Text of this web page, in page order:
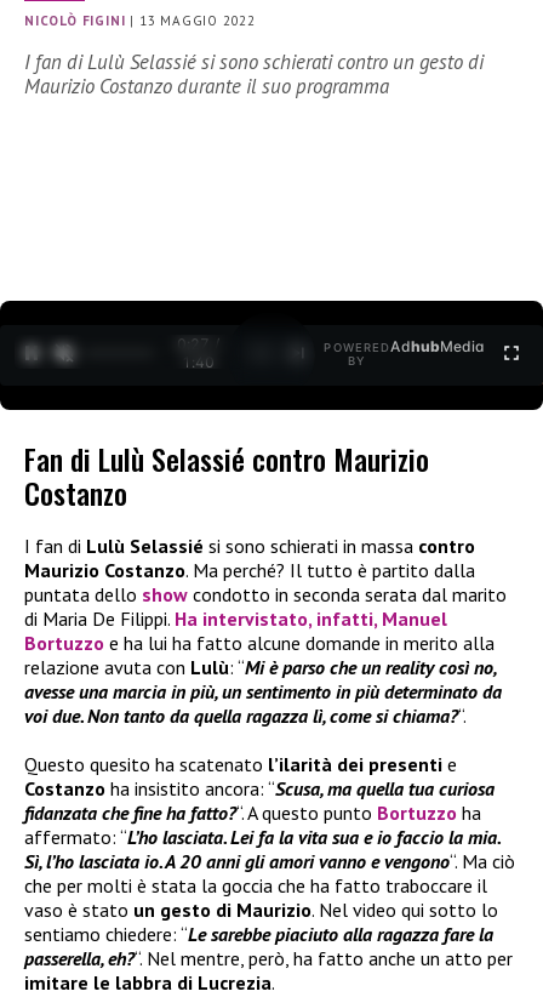
NICOLÒ FIGINI | 13 MAGGIO 2022
I fan di Lulù Selassié si sono schierati contro un gesto di
Maurizio Costanzo durante il suo programma
0:27 /
1:40
POWERED
BY
AdhubMedia
Fan di Lulù Selassié contro Maurizio
Costanzo
I fan di Lulù Selassié si sono schierati in massa contro
Maurizio Costanzo. Ma perché? Il tutto è partito dalla
puntata dello show condotto in seconda serata dal marito
di Maria De Filippi. Ha intervistato, infatti, Manuel
Bortuzzo e ha lui ha fatto alcune domande in merito alla
relazione avuta con Lulù: “Mi è parso che un reality così no,
avesse una marcia in più, un sentimento in più determinato da
voi due. Non tanto da quella ragazza lì, come si chiama?“.
Questo quesito ha scatenato l’ilarità dei presenti e
Costanzo ha insistito ancora: “Scusa, ma quella tua curiosa
fidanzata che fine ha fatto?“. A questo punto Bortuzzo ha
affermato: “L’ho lasciata. Lei fa la vita sua e io faccio la mia.
Sì, l’ho lasciata io. A 20 anni gli amori vanno e vengono“. Ma ciò
che per molti è stata la goccia che ha fatto traboccare il
vaso è stato un gesto di Maurizio. Nel video qui sotto lo
sentiamo chiedere: “Le sarebbe piaciuto alla ragazza fare la
passerella, eh?“. Nel mentre, però, ha fatto anche un atto per
imitare le labbra di Lucrezia.